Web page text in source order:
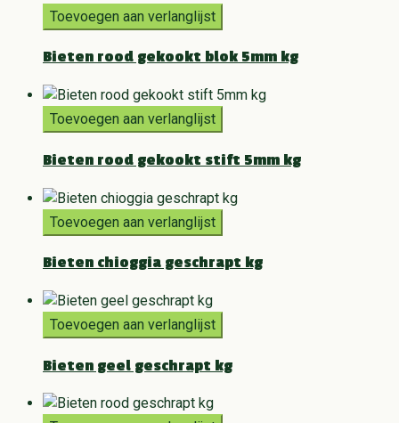
Toevoegen aan verlanglijst
Bieten rood gekookt blok 5mm kg
Toevoegen aan verlanglijst
Bieten rood gekookt stift 5mm kg
Toevoegen aan verlanglijst
Bieten chioggia geschrapt kg
Toevoegen aan verlanglijst
Bieten geel geschrapt kg